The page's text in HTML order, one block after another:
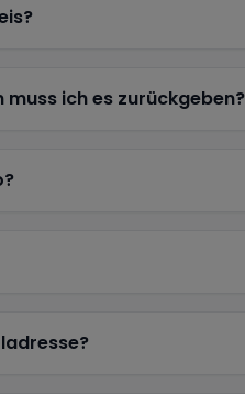
ich es zurückgeben?